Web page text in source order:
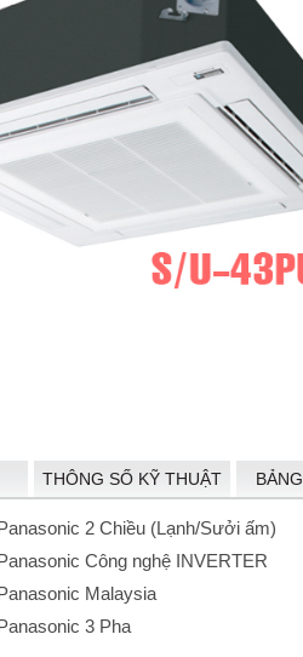
THÔNG SỐ KỸ THUẬT
2 Chiều (Lạnh/Sưởi ấm)
Công nghệ INVERTER
Malaysia
3 Pha